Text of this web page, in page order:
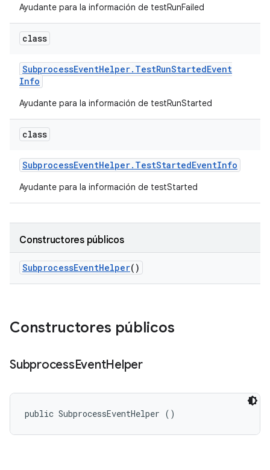
Ayudante para la información de testRunFailed
class
SubprocessEventHelper. TestRunStartedEvent
Info
Ayudante para la información de testRunStarted
class
SubprocessEventHelper. TestStartedEventInfo
Ayudante para la información de testStarted
Constructores públicos
SubprocessEventHelper()
Constructores públicos
SubprocessEventHelper
public SubprocessEventHelper ()